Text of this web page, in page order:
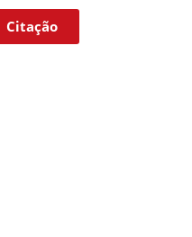
Citação